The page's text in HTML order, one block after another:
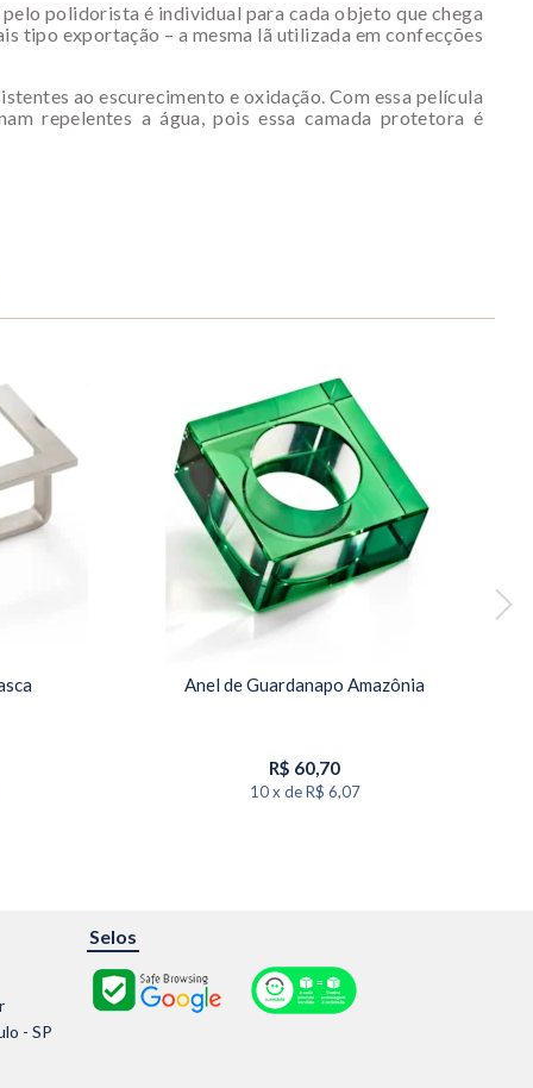
polidorista é individual para cada objeto que chega
tipo exportação – a mesma lã utilizada em confecções
ao escurecimento e oxidação. Com essa película
repelentes a água, pois essa camada protetora é
Anel de Guardanapo Amazônia
R$ 60,70
10 x de R$ 6,07
- SP
Selos